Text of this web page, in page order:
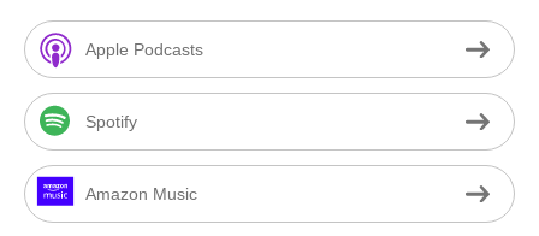
Apple Podcasts
Spotify
Amazon Music